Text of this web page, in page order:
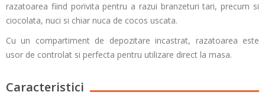
razatoarea fiind porivita pentru a razui branzeturi tari, precum si
ciocolata, nuci si chiar nuca de cocos uscata.
Cu un compartiment de depozitare incastrat, razatoarea este
usor de controlat si perfecta pentru utilizare direct la masa.
Caracteristici